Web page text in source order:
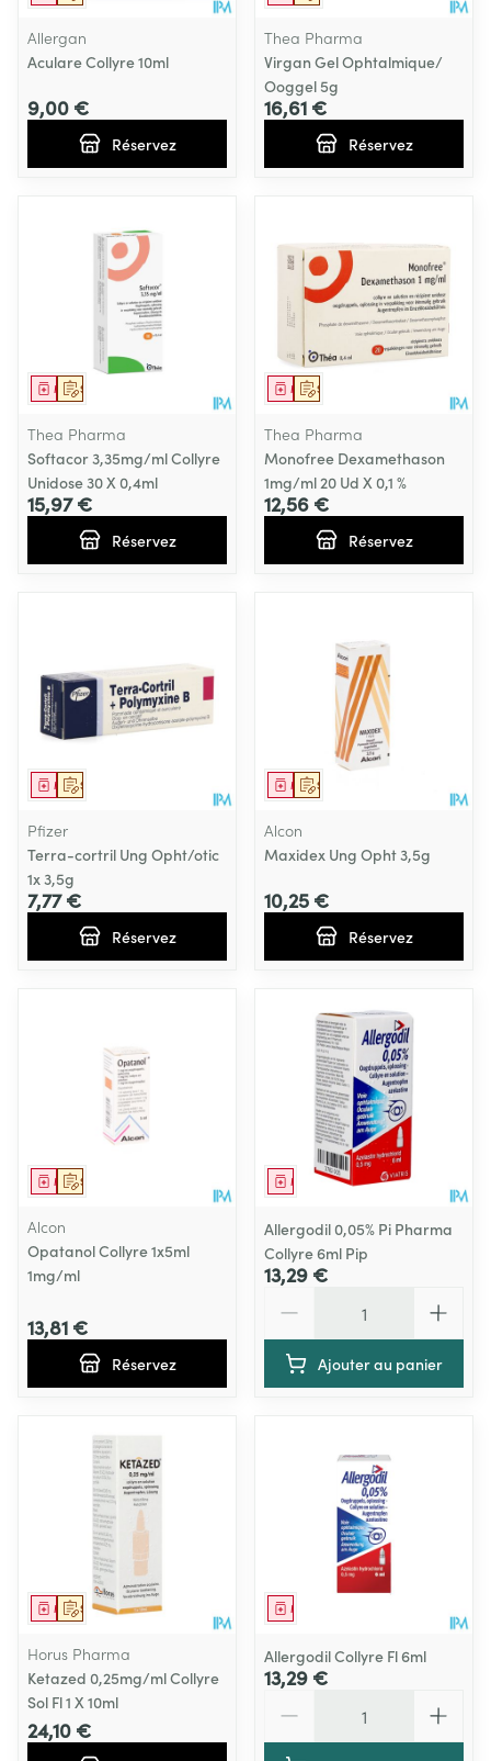
Allergan
Aculare Collyre 10ml
9,00 €
Réservez
Thea Pharma
Virgan Gel Ophtalmique/
Ooggel 5g
16,61 €
Réservez
Sur prescription
Médicament
Thea Pharma
Softacor 3,35mg/ml Collyre
Unidose 30 X 0,4ml
15,97 €
Réservez
Sur prescription
Médicament
Thea Pharma
Monofree Dexamethason
1mg/ml 20 Ud X 0,1 %
12,56 €
Réservez
Sur prescription
Médicament
Pfizer
Terra-cortril Ung Opht/otic
1x 3,5g
7,77 €
Réservez
Sur prescription
Médicament
Alcon
Maxidex Ung Opht 3,5g
10,25 €
Réservez
Sur prescription
Médicament
Alcon
Opatanol Collyre 1x5ml
1mg/ml
13,81 €
Réservez
Médicament
Allergodil 0,05% Pi Pharma
Collyre 6ml Pip
13,29 €
Ajouter au panier
Sur prescription
Médicament
Horus Pharma
Ketazed 0,25mg/ml Collyre
Sol Fl 1 X 10ml
24,10 €
Médicament
Allergodil Collyre Fl 6ml
13,29 €